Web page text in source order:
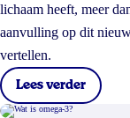
lichaam heeft, meer
aanvulling op dit
vertellen.
Lees verder